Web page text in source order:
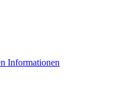
Informationen